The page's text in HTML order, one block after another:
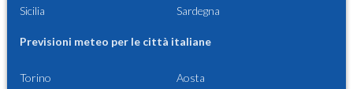
Sicilia Sardegna
Previsioni meteo per le città italiane
Torino Aosta